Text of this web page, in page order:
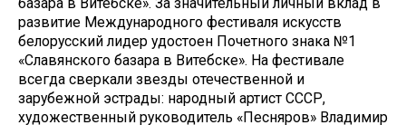
развитие Международного фестиваля искусств
белорусский лидер удостоен Почетного знака №1
«Славянского базара в Витебске». На фестивале
всегда сверкали звезды отечественной и
зарубежной эстрады: народный артист СССР,
художественный руководитель «Песняров» Владимир